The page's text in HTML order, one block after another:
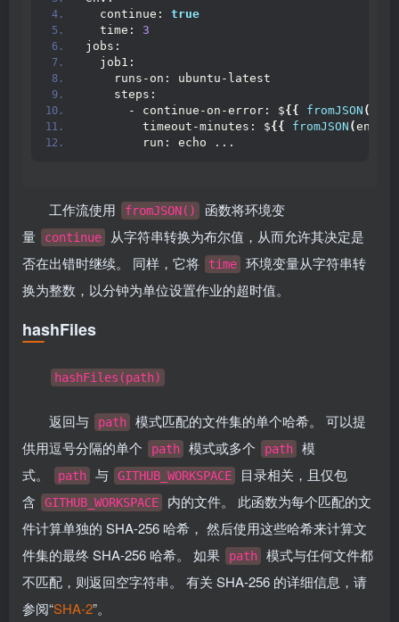
  continue:
true
  time:
3
jobs:
  job1:
    runs-on: ubuntu-latest
    steps:
      - continue-on-error: $
{{ fromJSON (
        timeout-minutes: $
{{ fromJSON (env.
        run: echo ...
工作流使用 fromJSON()
函数将环境变
量
continue
从字符串转换为布尔值，从而允许其决定是
否在出错时继续。 同样，它将
time
环境变量从字符串转
换为整数，以分钟为单位设置作业的超时值。
hashFiles
hashFiles(path)
返回与 path
模式匹配的文件集的单个哈希。 可以提
供用逗号分隔的单个
path 模式或多个 path
模
式。
path 与 GITHUB_WORKSPACE
目录相关，且仅包
含
GITHUB_WORKSPACE
内的文件。 此函数为每个匹配的文
件计算单独的 SHA-256 哈希， 然后使用这些哈希来计算文
件集的最终 SHA-256 哈希。 如果
path
模式与任何文件都
不匹配，则返回空字符串。 有关 SHA-256 的详细信息，请
参阅“SHA-2”。